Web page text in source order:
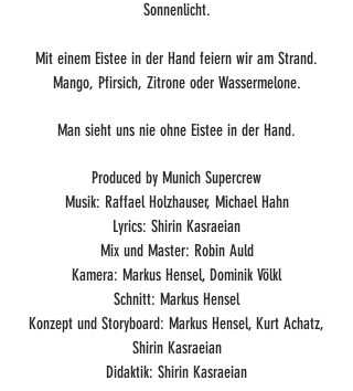
Sonnenlicht.
Mit einem Eistee in der Hand feiern wir am Strand.
Mango, Pfirsich, Zitrone oder Wassermelone.
Man sieht uns nie ohne Eistee in der Hand.
Produced by Munich Supercrew
Musik: Raffael Holzhauser, Michael Hahn
Lyrics: Shirin Kasraeian
Mix und Master: Robin Auld
Kamera: Markus Hensel, Dominik Völkl
Schnitt: Markus Hensel
Konzept und Storyboard: Markus Hensel, Kurt Achatz,
Shirin Kasraeian
Didaktik: Shirin Kasraeian